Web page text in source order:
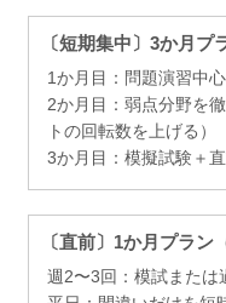
〔短期集中〕3か月プ
1か月目：問題演習中
2か月目：弱点分野を
トの回転数を上げる）
3か月目：模擬試験＋
〔直前〕1か月プラン
週2〜3回：模試または